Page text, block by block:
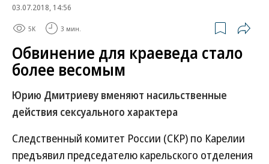
03.07.2018, 14:56
5K 3 мин.
Обвинение для краеведа стало
более весомым
Юрию Дмитриеву вменяют насильственные
действия сексуального характера
Следственный комитет России (СКР) по Карелии
предъявил председателю карельского отделения